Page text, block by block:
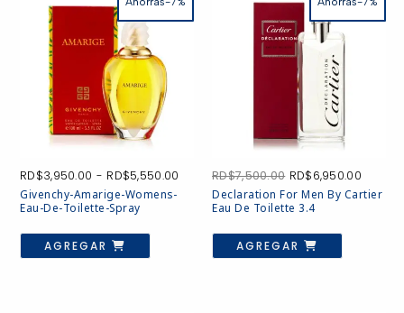
RD$3,950.00 - RD$5,550.00 Rango
precios:
RD$3,950.00
RD$5,550.00
Givenchy-Amarige-Womens-
Eau-De-Toilette-Spray
AGREGAR
Este
tiene
RD$7,500.00 El
precio
original
RD$7,500.00.
RD$6,950.00El
precio
actual
Declaration For Men By Cartier
Eau De Toilette 3.4
AGREGAR